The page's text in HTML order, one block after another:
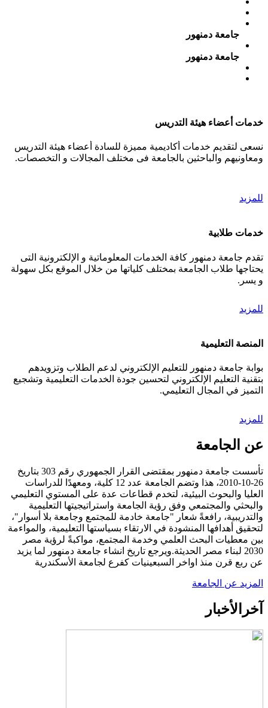
جامعة دمنهور
جامعة دمنهور
خدمات أعضاء هيئة التدريس
نسعى لتقديم خدمات أكاديمية مميزة للسادة أعضاء هيئة التدريس
ومعاونيهم والباحثين بالجامعة فى مختلف المجالات و التخصصات.
للمزيد
خدمات طلابية
تقدم جامعة دمنهور كافة الخدمات المعلوماتية و الإلكترونية التى
يحتاجها طلاب الجامعة بمختلف كلياتها من خلال الموقع بكل سهولة
و يسر.
للمزيد
المنصة التعليمية
بوابة جامعة دمنهور للتعليم الإلكتروني لدعم الطلاب وتزويدهم
بتقنية التعليم الإلكتروني لتحسين جودة الخدمات التعليمية وتشجيع
التميز في المجال التعليمي.
للمزيد
عن الجامعة
تأسست جامعة دمنهور بمقتضى القرار الجمهوري رقم 303 بتاريخ
26-10-2010، هذا وتضم الجامعة عدد 12 كلية، ومعهدًا للدراسات
العليا والبحوث البيئية، لتخدم قطاعات عدة على المستوي التعليمي
والبحثي والمجتمعي وفق رؤية الجامعة واستراتيجيتها التعليمية
والتدريبية، رافعةً شعار "جامعة خادمة للمجتمع وجامعة بلا أسوار"،
لتحقيق أهدافها المنشودة في الارتقاء بسياستها التعليمية، والمواءمة
بين معطيات البحث العلمي وخدمة المجتمع، مواكبةً لرؤية مصر
2030 لبناء مصر الحديثة.ويرجع تاريخ انشاء جامعة دمنهور لما يزيد
عن ربع قرن منذ اواخر السبعينيات كفرع لجامعة الأسكندرية
المزيد عن الجامعة
آخر الأخبار